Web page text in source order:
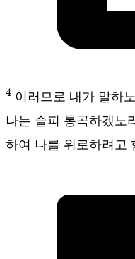
4 이러므로 내가 말하
나는 슬피 통곡하겠노
하여 나를 위로하려고